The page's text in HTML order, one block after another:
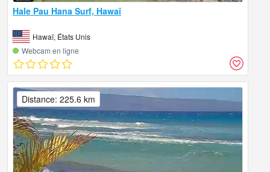
Hale Pau Hana Surf, Hawaï
Hawaï, États Unis
Webcam en ligne
Distance: 225.6 km